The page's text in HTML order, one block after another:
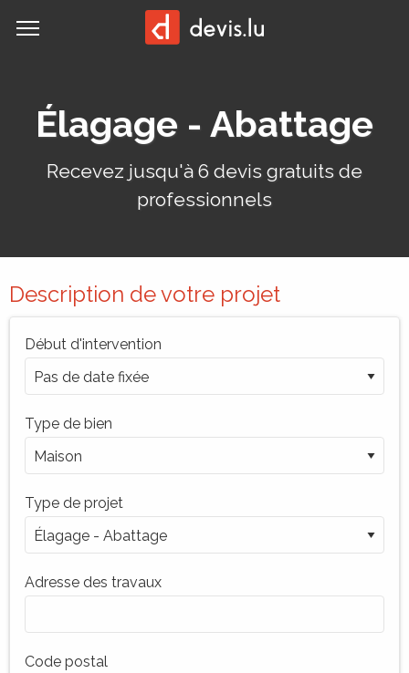
MENU
Demander un devis:
Élagage - Abattage
Recevez jusqu'à 6 devis gratuits de
professionnels
Description de votre projet
Début d'intervention
Type de bien
Type de projet
Adresse des travaux
Code postal